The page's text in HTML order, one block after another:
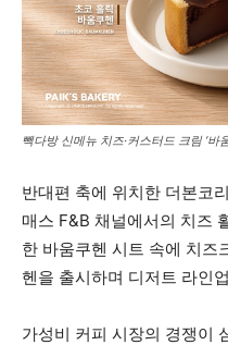
빽다방 신메뉴 치즈·커스터드 크림 ‘
반대편 축에 위치한 더본코
매스 F&B 채널에서의 치즈
한 바움쿠헨 시트 속에 치즈
헨을 출시하며 디저트 라인
가성비 커피 시장의 경쟁이